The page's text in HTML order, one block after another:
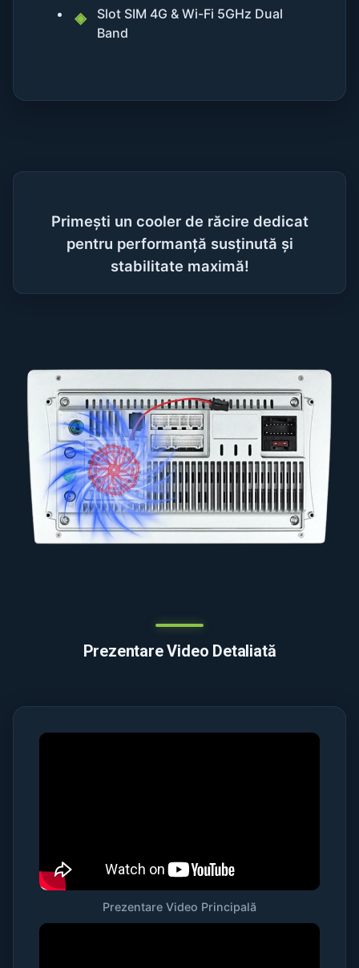
Slot SIM 4G & Wi-Fi 5GHz Dual
Band
Primești un cooler de răcire dedicat
pentru performanță susținută și
stabilitate maximă!
Prezentare Video Detaliată
Prezentare Video Principală